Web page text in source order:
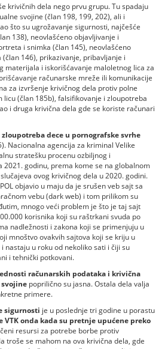
krivičnih dela nego prvu grupu. Tu spadaju
svojine (član 198, 199, 202), ali i
što su ugrožavanje sigurnosti, najčešće
138), neovlašćeno objavljivanje i
i snimka (član 145), neovlašćeno
146), prikazivanje, pribavljanje i
materijala i iskorišćavanje maloletnog lica za
računarske mreže ili komunikacije
za izvršenje krivičnog dela protiv polne
(član 185b), falsifikovanje i zloupotreba
i druga krivična dela gde se koriste računari
dece u pornografske svrhe
Nacionalna agencija za kriminal Velike
stratešku procenu ozbiljnog i
2021. godinu, prema kome se na globalnom
ovog krivičnog dela u 2020. godini.
objavio u maju da je srušen veb sajt sa
vebu (dark web) i tom prilikom su
mnogo veći problem je što je taj sajt
korisnika koji su raštrkani svuda po
nadležnosti i zakona koji se primenjuju u
mnoštvo ovakvih sajtova koji se kriju u
nastaju u roku od nekoliko sati i čiji su
i tehnički potkovani.
računarskih podataka i krivična
poprilično su jasna. Ostala dela valja
primere.
sigurnosti je u poslednje tri godine u porastu
VTK onda kada su pretnje upućene preko
resursi za potrebe borbe protiv
troše se mahom na ova krivična dela, gde